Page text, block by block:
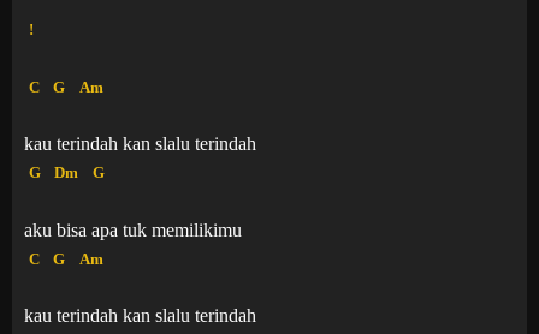
!
C G Am
kau terindah kan slalu terindah
G Dm G
aku bisa apa tuk memilikimu
C G Am
kau terindah kan slalu terindah